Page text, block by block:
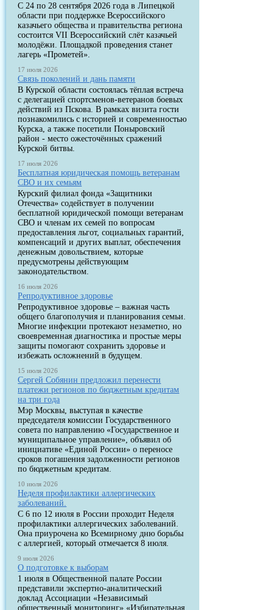
С 24 по 28 сентября 2026 года в Липецкой
области при поддержке Всероссийского
казачьего общества и правительства региона
состоится VII Всероссийский слёт казачьей
молодёжи. Площадкой проведения станет
лагерь «Прометей».
17 июля 2026
Связь поколений и дань памяти
В Курской области состоялась тёплая встреча
с делегацией спортсменов-ветеранов боевых
действий из Пскова. В рамках визита гости
познакомились с историей и современностью
Курска, а также посетили Поныровский
район - место ожесточённых сражений
Курской битвы.
17 июля 2026
Бесплатная юридическая помощь ветеранам
СВО и их семьям
Курский филиал фонда «Защитники
Отечества» содействует в получении
бесплатной юридической помощи ветеранам
СВО и членам их семей по вопросам
предоставления льгот, социальных гарантий,
компенсаций и других выплат, обеспечения
денежным довольствием, которые
предусмотрены действующим
законодательством.
16 июля 2026
Репродуктивное здоровье
Репродуктивное здоровье – важная часть
общего благополучия и планирования семьи.
Многие инфекции протекают незаметно, но
своевременная диагностика и простые меры
защиты помогают сохранить здоровье и
избежать осложнений в будущем.
15 июля 2026
Сергей Собянин предложил перенести
платежи регионов по бюджетным кредитам
на три года
Мэр Москвы, выступая в качестве
председателя комиссии Государственного
совета по направлению «Государственное и
муниципальное управление», объявил об
инициативе «Единой России» о переносе
сроков погашения задолженности регионов
по бюджетным кредитам.
10 июля 2026
Неделя профилактики аллергических
заболеваний.
С 6 по 12 июля в России проходит Неделя
профилактики аллергических заболеваний.
Она приурочена ко Всемирному дню борьбы
с аллергией, который отмечается 8 июля.
9 июля 2026
О подготовке к выборам
1 июля в Общественной палате России
представили экспертно-аналитический
доклад Ассоциации «Независимый
общественный мониторинг» «Избирательная